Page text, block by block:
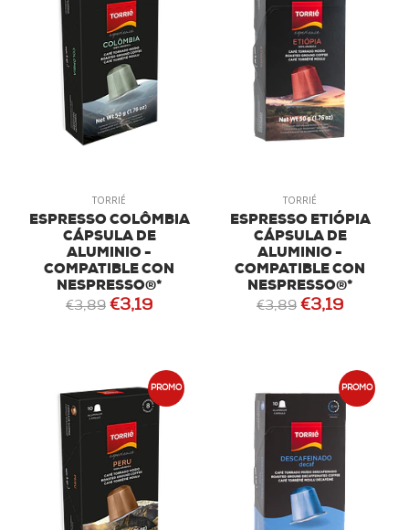
TORRIÉ
ESPRESSO COLÔMBIA
CÁPSULA DE
ALUMINIO -
COMPATIBLE CON
NESPRESSO®*
€3,89 €3,19
TORRIÉ
ESPRESSO ETIÓPIA
CÁPSULA DE
ALUMINIO -
COMPATIBLE CON
NESPRESSO®*
€3,89 €3,19
PROMO PROMO